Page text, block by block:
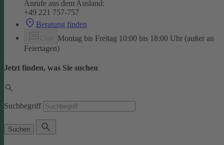
Anrufe aus dem Ausland:
+49 221 757-757
Beratung finden
Montag bis Freitag 10:00 bis 18:00 Uhr (außer an
Feiertagen)
Jetzt finden, was Sie suchen
Suchbegriff
Suchen